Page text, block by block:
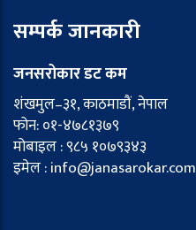
सम्पर्क जानकारी
जनसरोकार डट कम
शंखमुल–३१, काठमाडौं, नेपाल
फोन: ०१-४७८१३७९
मोबाइल : ९८५ १०७९३४३
इमेल : info@janasarokar.com